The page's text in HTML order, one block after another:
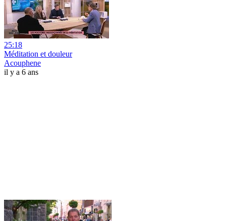
25:18
Méditation et douleur
Acouphene
il y a 6 ans